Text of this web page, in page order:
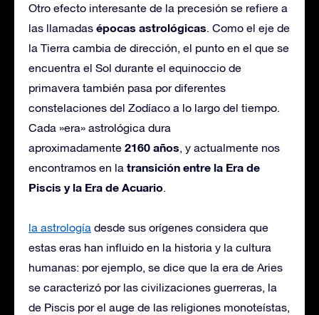
Otro efecto interesante de la precesión se refiere a
las llamadas épocas astrológicas. Como el eje de
la Tierra cambia de dirección, el punto en el que se
encuentra el Sol durante el equinoccio de
primavera también pasa por diferentes
constelaciones del Zodíaco a lo largo del tiempo.
Cada »era» astrológica dura
aproximadamente 2160 años, y actualmente nos
encontramos en la transición entre la Era de
Piscis y la Era de Acuario.
la astrología desde sus orígenes considera que
estas eras han influido en la historia y la cultura
humanas: por ejemplo, se dice que la era de Aries
se caracterizó por las civilizaciones guerreras, la
de Piscis por el auge de las religiones monoteístas,